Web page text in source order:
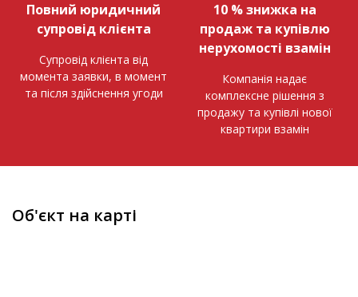
Повний юридичний
супровід клієнта
Супровід клієнта від
момента заявки, в момент
та після здійснення угоди
10 % знижка на
продаж та купівлю
нерухомості взамін
Компанія надає
комплексне рішення з
продажу та купівлі нової
квартири взамін
Об'єкт на карті